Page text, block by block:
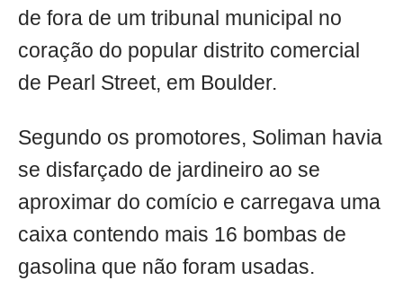
de fora de um tribunal municipal no
coração do popular distrito comercial
de Pearl Street, em Boulder.
Segundo os promotores, Soliman havia
se disfarçado de jardineiro ao se
aproximar do comício e carregava uma
caixa contendo mais 16 bombas de
gasolina que não foram usadas.